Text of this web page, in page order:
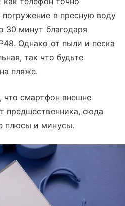
в пресную воду
30 минут благодаря
Однако от пыли и песка
так что будьте
пляже.
что смартфон внешне
предшественника, сюда
плюсы и минусы.